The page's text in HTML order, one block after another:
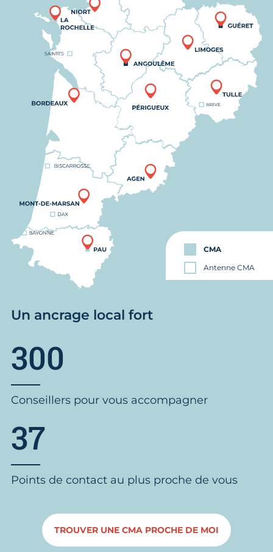
CMA
Antenne CMA
Un ancrage local fort
300
Conseillers pour vous accompagner
37
Points de contact au plus proche de vous
TROUVER UNE CMA PROCHE DE MOI